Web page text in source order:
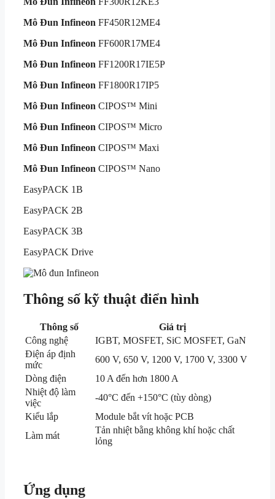
Mô Đun Infineon FF450R12ME4
Mô Đun Infineon FF600R17ME4
Mô Đun Infineon FF1200R17IE5P
Mô Đun Infineon FF1800R17IP5
Mô Đun Infineon CIPOS™ Mini
Mô Đun Infineon CIPOS™ Micro
Mô Đun Infineon CIPOS™ Maxi
Mô Đun Infineon CIPOS™ Nano
EasyPACK 1B
EasyPACK 2B
EasyPACK 3B
EasyPACK Drive
Thông số kỹ thuật điển hình
Thông số
Giá trị
Công nghệ
IGBT, MOSFET, SiC MOSFET, GaN
Điện áp định
mức
600 V, 650 V, 1200 V, 1700 V, 3300 V
Dòng điện
10 A đến hơn 1800 A
Nhiệt độ làm
việc
-40°C đến +150°C (tùy dòng)
Kiểu lắp
Module bắt vít hoặc PCB
Làm mát
Tản nhiệt bằng không khí hoặc chất
lỏng
Ứng dụng